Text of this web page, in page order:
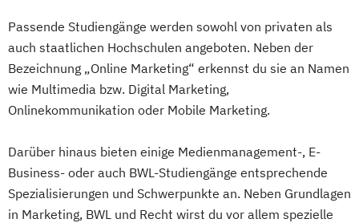
Passende Studiengänge werden sowohl von privaten als
auch staatlichen Hochschulen angeboten. Neben der
Bezeichnung „Online Marketing“ erkennst du sie an Namen
wie Multimedia bzw. Digital Marketing,
Onlinekommunikation oder Mobile Marketing.
Darüber hinaus bieten einige Medienmanagement-, E-
Business- oder auch BWL-Studiengänge entsprechende
Spezialisierungen und Schwerpunkte an. Neben Grundlagen
in Marketing, BWL und Recht wirst du vor allem spezielle